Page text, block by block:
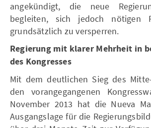
angekündigt, die neue
begleiten, sich jedoch nötigen
grundsätzlich zu versperren.
Regierung mit klarer Mehrheit in
des Kongresses
Mit dem deutlichen Sieg des
den vorangegangenen
November 2013 hat die Nueva
Ausgangslage für die